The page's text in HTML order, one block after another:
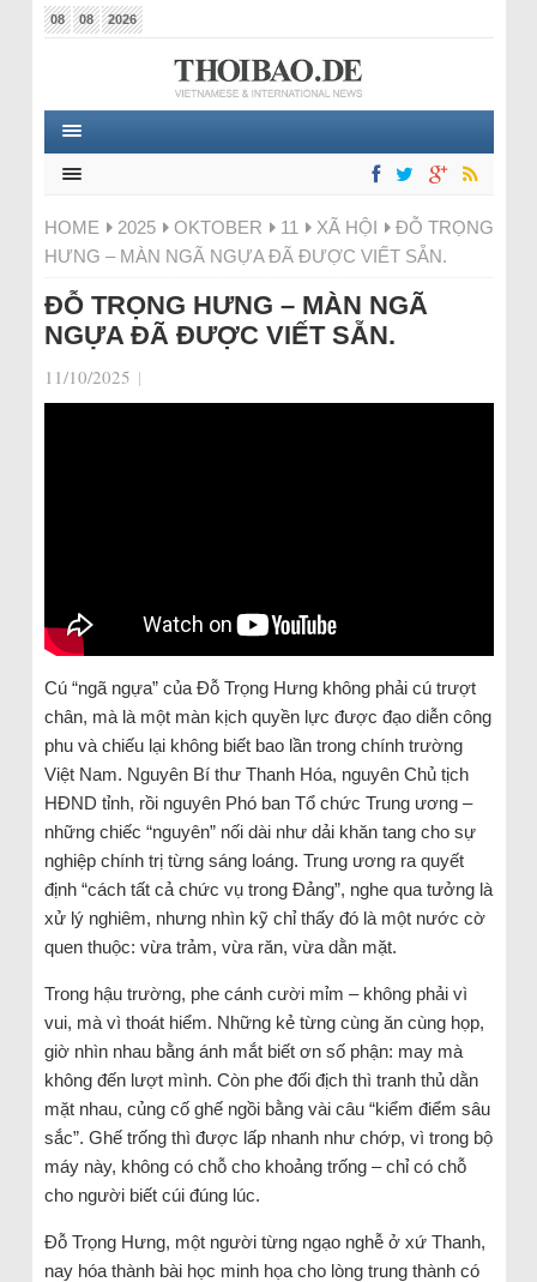
08 08 2026
HOME 2025 OKTOBER 11 XÃ HỘI
ĐỖ TRỌNG
HƯNG – MÀN NGÃ NGỰA ĐÃ ĐƯỢC VIẾT SẴN.
ĐỖ TRỌNG HƯNG – MÀN NGÃ
NGỰA ĐÃ ĐƯỢC VIẾT SẴN.
11/10/2025 |
Cú “ngã ngựa” của Đỗ Trọng Hưng không phải cú trượt
chân, mà là một màn kịch quyền lực được đạo diễn công
phu và chiếu lại không biết bao lần trong chính trường
Việt Nam. Nguyên Bí thư Thanh Hóa, nguyên Chủ tịch
HĐND tỉnh, rồi nguyên Phó ban Tổ chức Trung ương –
những chiếc “nguyên” nối dài như dải khăn tang cho sự
nghiệp chính trị từng sáng loáng. Trung ương ra quyết
định “cách tất cả chức vụ trong Đảng”, nghe qua tưởng là
xử lý nghiêm, nhưng nhìn kỹ chỉ thấy đó là một nước cờ
quen thuộc: vừa trảm, vừa răn, vừa dằn mặt.
Trong hậu trường, phe cánh cười mỉm – không phải vì
vui, mà vì thoát hiểm. Những kẻ từng cùng ăn cùng họp,
giờ nhìn nhau bằng ánh mắt biết ơn số phận: may mà
không đến lượt mình. Còn phe đối địch thì tranh thủ dằn
mặt nhau, củng cố ghế ngồi bằng vài câu “kiểm điểm sâu
sắc”. Ghế trống thì được lấp nhanh như chớp, vì trong bộ
máy này, không có chỗ cho khoảng trống – chỉ có chỗ
cho người biết cúi đúng lúc.
Đỗ Trọng Hưng, một người từng ngạo nghễ ở xứ Thanh,
nay hóa thành bài học minh họa cho lòng trung thành có